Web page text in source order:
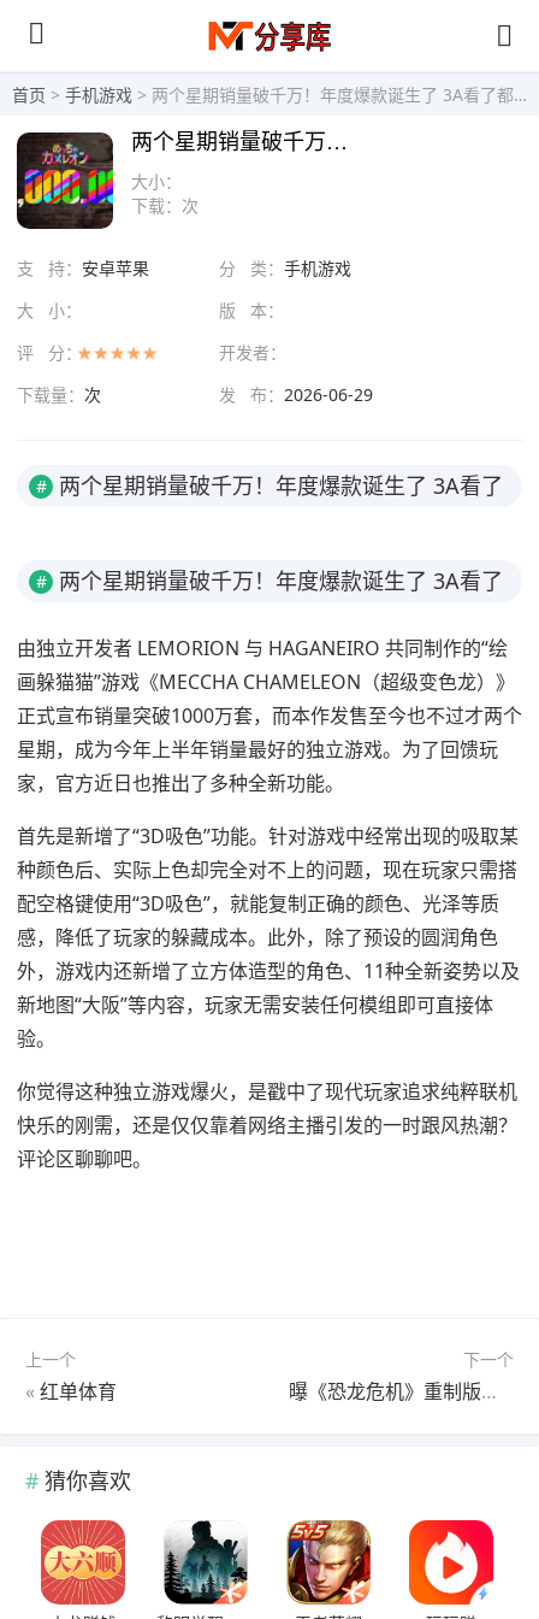
首页 > 手机游戏 > 两个星期销量破千万！年度爆款诞生了 3A看了都眼红
大小：
下载： 次
两个星期销量破千万！年度爆款诞生了 3A看了都眼红
支 持： 安卓苹果 分 类： 手机游戏
大 小：
版 本：
评 分：
开发者：
下载量： 次 发 布： 2026-06-29
#
两个星期销量破千万！年度爆款诞生了 3A看了
#
两个星期销量破千万！年度爆款诞生了 3A看了
由独立开发者 LEMORION 与 HAGANEIRO 共同制作的“绘
画躲猫猫”游戏《MECCHA CHAMELEON（超级变色龙）》
正式宣布销量突破1000万套，而本作发售至今也不过才两个
星期，成为今年上半年销量最好的独立游戏。为了回馈玩
家，官方近日也推出了多种全新功能。
首先是新增了“3D吸色”功能。针对游戏中经常出现的吸取某
种颜色后、实际上色却完全对不上的问题，现在玩家只需搭
配空格键使用“3D吸色”，就能复制正确的颜色、光泽等质
感，降低了玩家的躲藏成本。此外，除了预设的圆润角色
外，游戏内还新增了立方体造型的角色、11种全新姿势以及
新地图“大阪”等内容，玩家无需安装任何模组即可直接体
验。
你觉得这种独立游戏爆火，是戳中了现代玩家追求纯粹联机
快乐的刚需，还是仅仅靠着网络主播引发的一时跟风热潮？
评论区聊聊吧。
上一个
«红单体育
下一个
曝《恐龙危机》重制版已开发四年!预计2028-29年发售
猜你喜欢